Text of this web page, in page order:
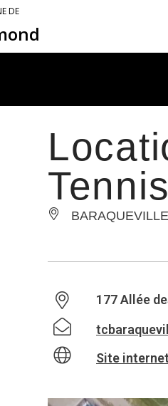
DE
BARAQUEVILLE
177 Allée
Site internet